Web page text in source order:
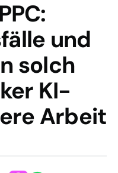
und
KI-Tools